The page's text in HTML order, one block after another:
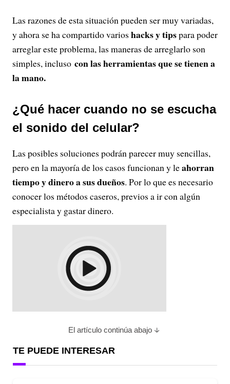
Las razones de esta situación pueden ser muy variadas,
y ahora se ha compartido varios hacks y tipspara poder
arreglar este problema, las maneras de arreglarlo son
simples, incluso con las herramientas que se tienen a
la mano.
¿Qué hacer cuando no se escucha
el sonido del celular?
Las posibles soluciones podrán parecer muy sencillas,
pero en la mayoría de los casos funcionan y leahorran
tiempo y dinero a sus dueños. Por lo que es necesario
conocer los métodos caseros, previos a ir con algún
especialista y gastar dinero.
El artículo continúa abajo
TE PUEDE INTERESAR